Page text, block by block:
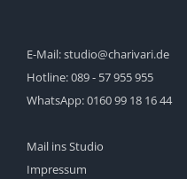
E-Mail:studio@charivari.de
Hotline:089 - 57 955 955
WhatsApp:0160 99 18 16 44
Mail ins Studio
Impressum